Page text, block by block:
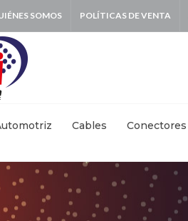
SOMOS POLÍTICAS DE VENTA
Cables Conectores